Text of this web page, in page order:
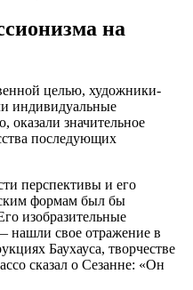
на
целью, художники-
индивидуальные
оказали значительное
последующих
перспективы и его
формам был бы
изобразительные
свое отражение в
Баухауса, творчестве
сказал о Сезанне: «Он